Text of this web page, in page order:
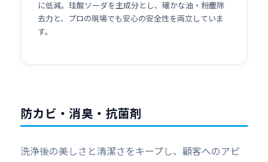
に低減。珪酸ソーダを主成分とし、確かな油・粉塵除
去力と、プロの現場でも安心の安全性を両立していま
す。
防カビ・消臭・抗菌剤
洗浄後の美しさと清潔さをキープし、顧客へのアピ